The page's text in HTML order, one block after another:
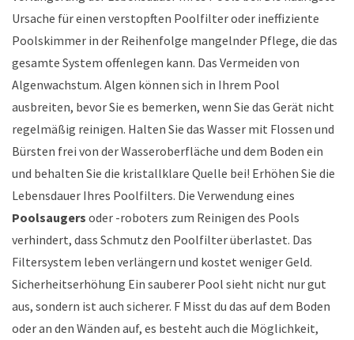
Ursache für einen verstopften Poolfilter oder ineffiziente
Poolskimmer in der Reihenfolge mangelnder Pflege, die das
gesamte System offenlegen kann. Das Vermeiden von
Algenwachstum. Algen können sich in Ihrem Pool
ausbreiten, bevor Sie es bemerken, wenn Sie das Gerät nicht
regelmäßig reinigen. Halten Sie das Wasser mit Flossen und
Bürsten frei von der Wasseroberfläche und dem Boden ein
und behalten Sie die kristallklare Quelle bei! Erhöhen Sie die
Lebensdauer Ihres Poolfilters. Die Verwendung eines
Poolsaugers oder -roboters zum Reinigen des Pools
verhindert, dass Schmutz den Poolfilter überlastet. Das
Filtersystem leben verlängern und kostet weniger Geld.
Sicherheitserhöhung Ein sauberer Pool sieht nicht nur gut
aus, sondern ist auch sicherer. F Misst du das auf dem Boden
oder an den Wänden auf, es besteht auch die Möglichkeit,